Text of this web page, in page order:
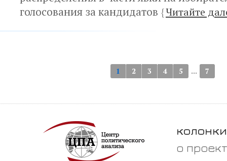
голосования за кандидатов {Читайте
1 2 3 4 5 ... 7
колонки
о